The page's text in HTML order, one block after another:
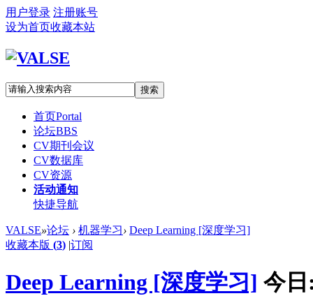
用户登录 注册账号
设为首页收藏本站
搜索
首页Portal
论坛BBS
CV期刊会议
CV数据库
CV资源
活动通知
快捷导航
VALSE»论坛 › 机器学习› Deep Learning [深度学习]
收藏本版 (3) |订阅
Deep Learning [深度学习] 今